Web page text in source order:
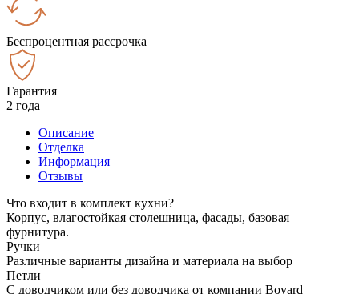
Беспроцентная рассрочка
Гарантия
2 года
Описание
Отделка
Информация
Отзывы
Что входит в комплект кухни?
Корпус, влагостойкая столешница, фасады, базовая
фурнитура.
Ручки
Различные варианты дизайна и материала на выбор
Петли
С доводчиком или без доводчика от компании Boyard